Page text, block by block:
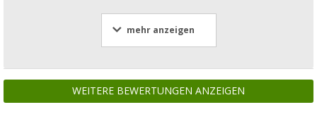
mehr anzeigen
WEITERE BEWERTUNGEN ANZEIGEN